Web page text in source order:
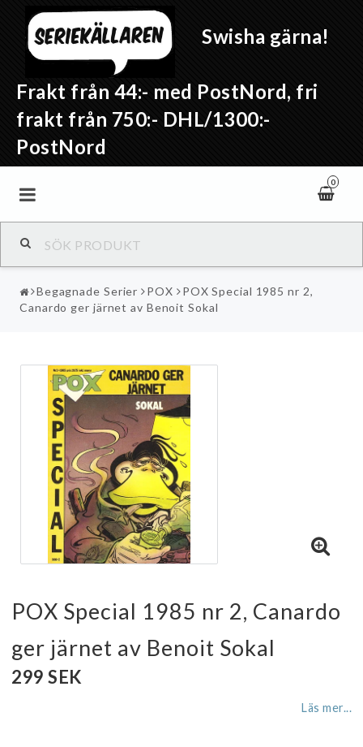
Swisha gärna!
Frakt från 44:- med PostNord, fri
frakt från 750:- DHL/1300:-
PostNord
0
Begagnade Serier POX
POX Special 1985 nr 2,
Canardo ger järnet av Benoit Sokal
POX Special 1985 nr 2, Canardo
ger järnet av Benoit Sokal
299 SEK
Läs mer...